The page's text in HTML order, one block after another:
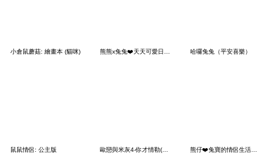
小倉鼠蘑菇: 繪畫本 (貓咪) 哈囉兔兔（平安喜樂）
鼠鼠情侶: 公主版 歐戀與米灰4-你才情勒(大臉攻擊！特輯) 熊仔❤️兔寶的情侶生活日常